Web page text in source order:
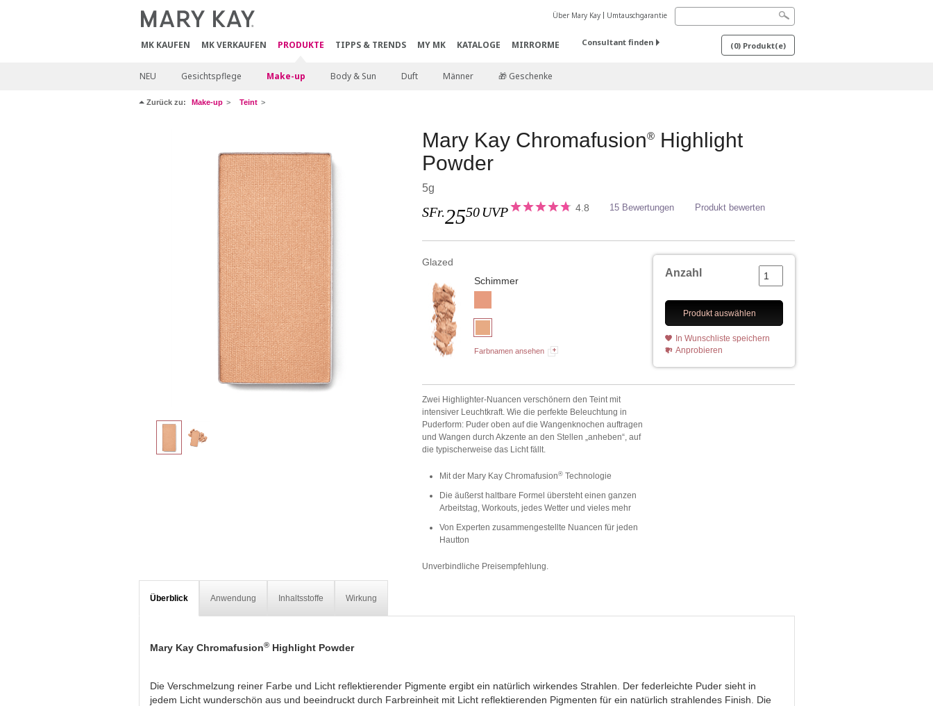
MK KAUFEN MK VERKAUFEN PRODUKTE TIPPS & TRENDS MY MK KATALOGE MIRRORME
Über Mary Kay Umtauschgarantie
Consultant finden (0) Produkt(e)
NEU Gesichtspflege Make-up Body & Sun Duft Männer 🎁 Geschenke
Zurück zu: Make-up Teint
Mary Kay Chromafusion® Highlight
Powder
5g
SFr.2550 UVP 4.8 15 Bewertungen Produkt bewerten
Glazed
Schimmer
Farbnamen ansehen
Anzahl
Produkt auswählen
In Wunschliste speichern
Anprobieren
Zwei Highlighter-Nuancen verschönern den Teint mit
intensiver Leuchtkraft. Wie die perfekte Beleuchtung in
Puderform: Puder oben auf die Wangenknochen auftragen
und Wangen durch Akzente an den Stellen „anheben“, auf
die typischerweise das Licht fällt.
Mit der Mary Kay Chromafusion® Technologie
Die äußerst haltbare Formel übersteht einen ganzen
Arbeitstag, Workouts, jedes Wetter und vieles mehr
Von Experten zusammengestellte Nuancen für jeden
Hautton
Unverbindliche Preisempfehlung.
Überblick Anwendung Inhaltsstoffe Wirkung
Mary Kay Chromafusion®Highlight Powder
Die Verschmelzung reiner Farbe und Licht reflektierender Pigmente ergibt ein natürlich wirkendes Strahlen. Der federleichte Puder sieht in
jedem Licht wunderschön aus und beeindruckt durch Farbreinheit mit Licht reflektierenden Pigmenten für ein natürlich strahlendes Finish. Die